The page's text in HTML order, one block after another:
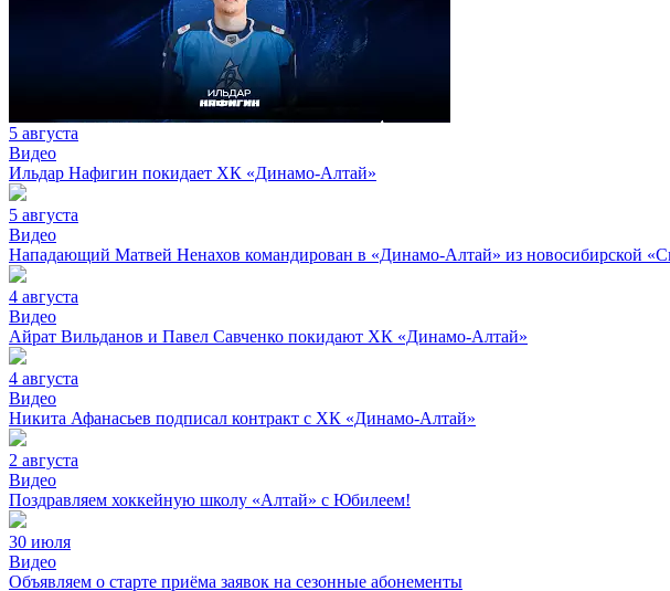
5 августа
Видео
Ильдар Нафигин покидает ХК «Динамо-Алтай»
5 августа
Видео
Нападающий Матвей Ненахов командирован в «Динамо-Алтай» из новосибирской
4 августа
Видео
Айрат Вильданов и Павел Савченко покидают ХК «Динамо-Алтай»
4 августа
Видео
Никита Афанасьев подписал контракт с ХК «Динамо-Алтай»
2 августа
Видео
Поздравляем хоккейную школу «Алтай» с Юбилеем!
30 июля
Видео
Объявляем о старте приёма заявок на сезонные абонементы